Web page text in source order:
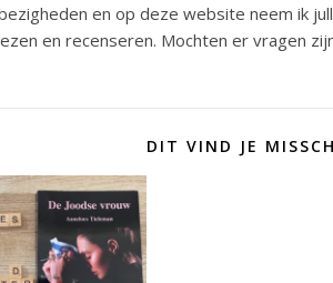
en op deze website neem ik
en recenseren. Mochten er vragen
DIT VIND JE